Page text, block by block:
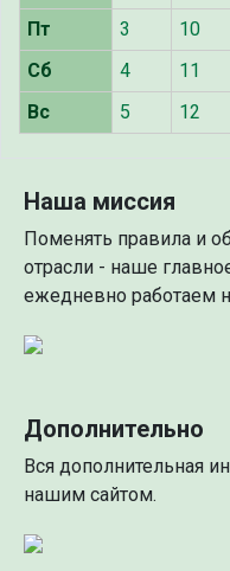
Пт
3 10
Сб
4 11
Вс
5 12
Наша миссия
Поменять правила и
отрасли - наше
ежедневно работаем
Дополнительно
Вся дополнительная
нашим сайтом.